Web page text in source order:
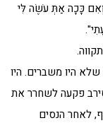
כָּכָה אַתְּ עֹשֶׂה לִּי
היו משברים. היו
פקעה לשחרר את
לאחר הנסים